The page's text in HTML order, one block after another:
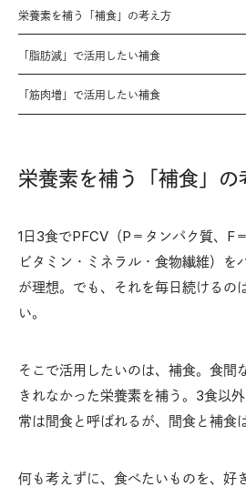
栄養素を補う「補食」の考え方
「脂肪減」で活用したい補食
「筋肉増」で活用したい補食
栄養素を補う「補食」の
1日3食でPFCV（P＝タンパク質、F
ビタミン・ミネラル・食物繊維）を
が理想。でも、それを毎日続けるの
い。
そこで活用したいのは、補食。食間
きれなかった栄養素を補う。3食以
常は間食と呼ばれるが、間食と補食
何も考えずに、食べたいものを、好